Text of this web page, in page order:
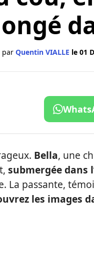
par Quentin VIALLE le 01
Bella, une
submergée dans
La passante,
les images